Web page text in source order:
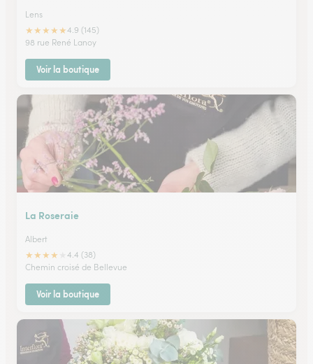
Lens
★★★★★4.9 (145)
98 rue René Lanoy
Voir la boutique
La Roseraie
Albert
★★★★
4.4 (38)
Chemin croisé de Bellevue
Voir la boutique